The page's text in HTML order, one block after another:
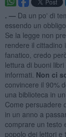
. — Da un po' di
essendo un
Se la legge non
rendere il cittadino
fanatico, credo
lettura di buoni
informati. Non ci
convincere il 90%
una biblioteca in
Come persuadere
in un anno a
comprare un testo
popolo dei lettori e